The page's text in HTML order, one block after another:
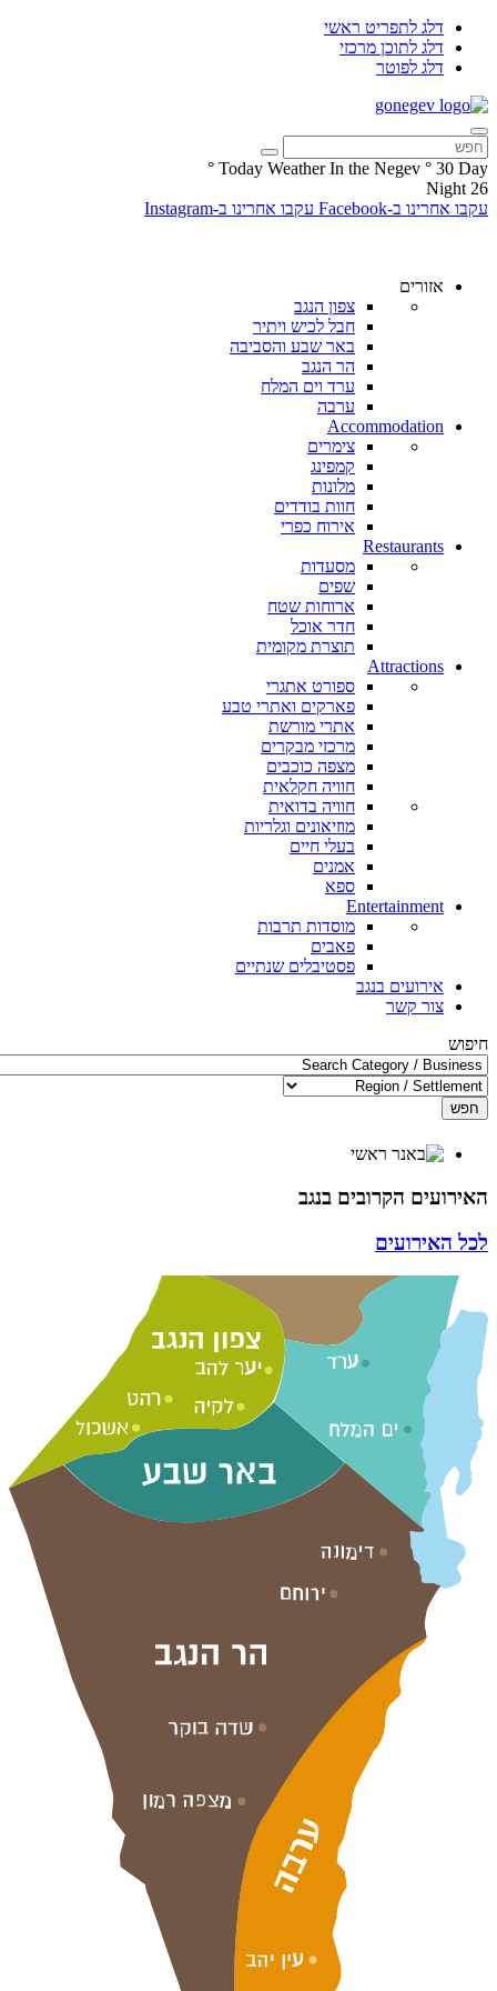
דלג לתפריט ראשי
דלג לתוכן מרכזי
דלג לפוטר
Today Weather In the Negev ° 30 Day
°
26
Night
עקבו אחרינו ב-Facebook
עקבו אחרינו ב-Instagram
אזורים
צפון הנגב
חבל לכיש ויתיר
באר שבע והסביבה
הר הנגב
ערד וים המלח
ערבה
Accommodation
צימרים
קמפינג
מלונות
חוות בודדים
אירוח כפרי
Restaurants
מסעדות
שפים
ארוחות שטח
חדר אוכל
תוצרת מקומית
Attractions
ספורט אתגרי
פארקים ואתרי טבע
אתרי מורשת
מרכזי מבקרים
מצפה כוכבים
חוויה חקלאית
חוויה בדואית
מוזיאונים וגלריות
בעלי חיים
אמנים
ספא
Entertainment
מוסדות תרבות
פאבים
פסטיבלים שנתיים
אירועים בנגב
צור קשר
חיפוש
חפש
האירועים הקרובים בנגב
לכל האירועים